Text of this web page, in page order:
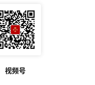
视频号